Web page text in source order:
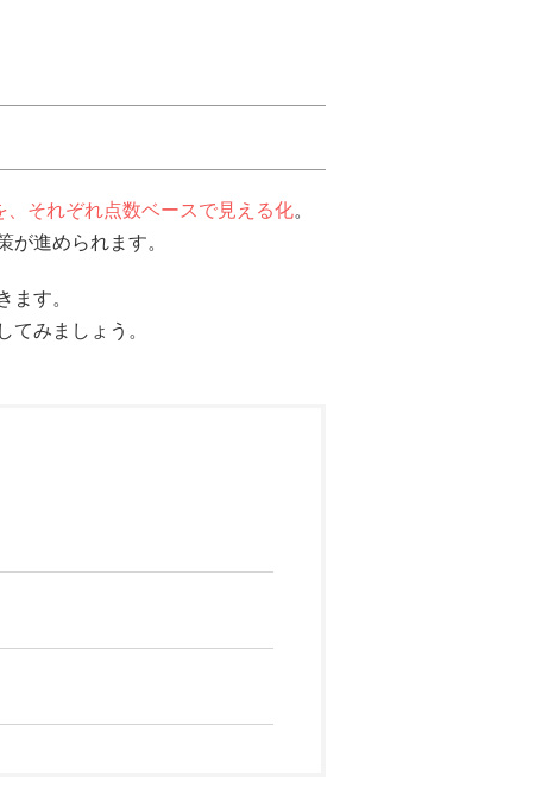
それぞれ点数ベースで見える化。
進められます。
す。
みましょう。